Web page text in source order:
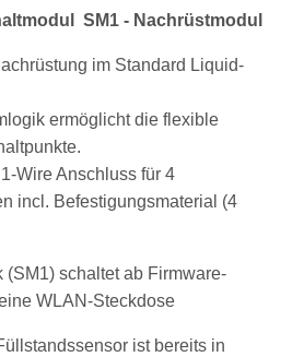
SM1 - Nachrüstmodul
im Standard Liquid-
ermöglicht die flexible
Wire Anschluss für 4
incl. Befestigungsmaterial (4
(SM1) schaltet ab Firmware-
WLAN-Steckdose
ist bereits in